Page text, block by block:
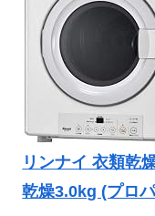
リンナイ 衣類乾
乾燥3.0kg (プロ